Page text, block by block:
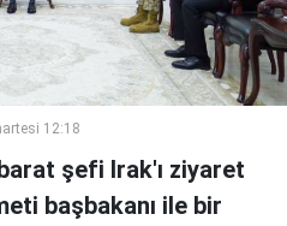
12:18
şefi Irak'ı ziyaret
başbakanı ile bir